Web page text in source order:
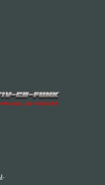
das einfach
mit!
ab.
nicht immer